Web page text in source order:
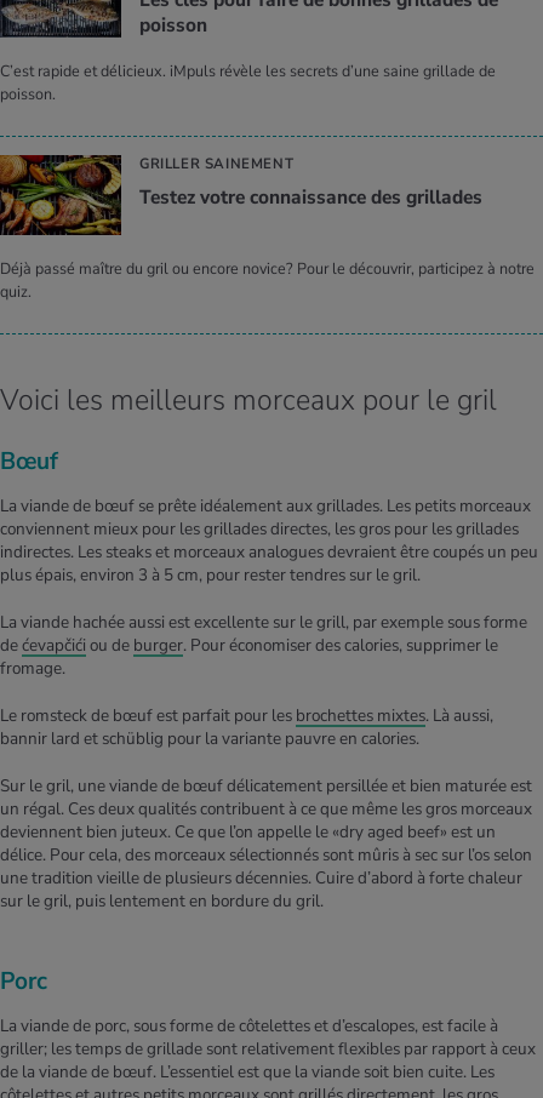
pois­son
C’est rapide et délicieux. iMpuls révèle les secrets d’une saine grillade de
poisson.
GRILLER SAINEMENT
Tes­tez votre connais­sance des grillades
Déjà passé maître du gril ou encore novice? Pour le découvrir, participez à notre
quiz.
Voici les meilleurs morceaux pour le gril
Bœuf
La viande de bœuf se prête idéalement aux grillades. Les petits morceaux
conviennent mieux pour les grillades directes, les gros pour les grillades
indirectes. Les steaks et morceaux analogues devraient être coupés un peu
plus épais, environ 3 à 5 cm, pour rester tendres sur le gril.
La viande hachée aussi est excellente sur le grill, par exemple sous forme
dećevapčići ou de burger. Pour économiser des calories, supprimer le
fromage.
Le romsteck de bœuf est parfait pour les brochettes mixtes. Là aussi,
bannir lard et schüblig pour la variante pauvre en calories.
Sur le gril, une viande de bœuf délicatement persillée et bien maturée est
un régal. Ces deux qualités contribuent à ce que même les gros morceaux
deviennent bien juteux. Ce que l’on appelle le «dry aged beef» est un
délice. Pour cela, des morceaux sélectionnés sont mûris à sec sur l’os selon
une tradition vieille de plusieurs décennies. Cuire d’abord à forte chaleur
sur le gril, puis lentement en bordure du gril.
Porc
La viande de porc, sous forme de côtelettes et d’escalopes, est facile à
griller; les temps de grillade sont relativement flexibles par rapport à ceux
de la viande de bœuf. L’essentiel est que la viande soit bien cuite. Les